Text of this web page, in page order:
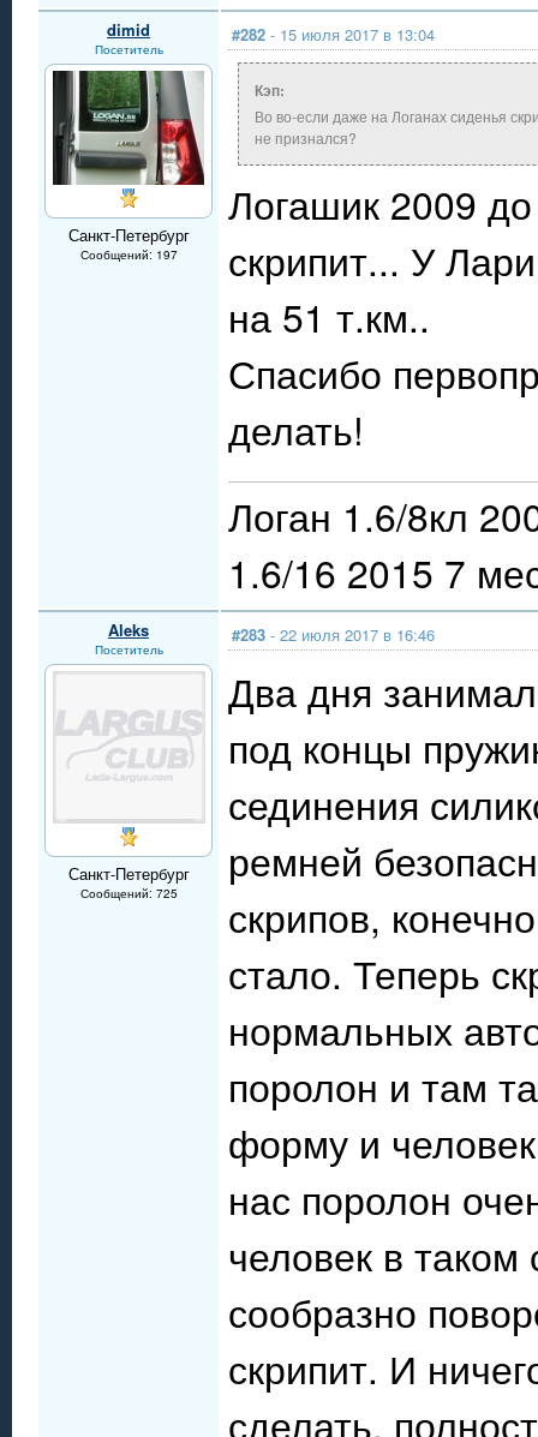
dimid
Посетитель
Санкт-Петербург
Сообщений: 197
#282 - 15 июля 2017 в 13:04
Кэп:
Во во-если даже на Логанах сиденья
не признался?
Логашик 2009
скрипит... У
на 51 т.км..
Спасибо
делать!
Логан 1.6/8кл
1.6/16 2015 7
Aleks
Посетитель
Санкт-Петербург
Сообщений: 725
#283 - 22 июля 2017 в 16:46
Два дня
под концы
сединения
ремней
скрипов,
стало. Теперь
нормальных
поролон и там
форму и
нас поролон
человек в
сообразно
скрипит. И
сделать,